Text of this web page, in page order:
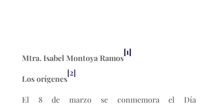
Mtra. Isabel Montoya Ramos
[1]
Los orígenes
[2]
El 8 de marzo se conmemora el Día